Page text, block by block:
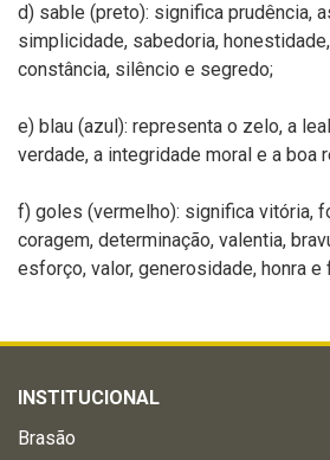
d) sable (preto): significa prudência,
simplicidade, sabedoria,
constância, silêncio e segredo;
e) blau (azul): representa o zelo, a
verdade, a integridade moral e a boa
f) goles (vermelho): significa vitória,
coragem, determinação, valentia,
esforço, valor, generosidade, honra e
INSTITUCIONAL
Brasão